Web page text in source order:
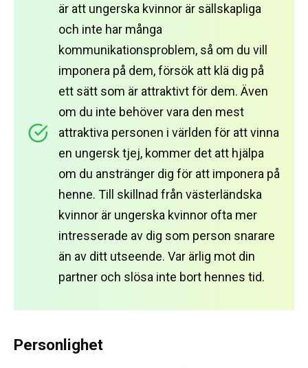
är att ungerska kvinnor är sällskapliga
och inte har många
kommunikationsproblem, så om du vill
imponera på dem, försök att klä dig på
ett sätt som är attraktivt för dem. Även
om du inte behöver vara den mest
attraktiva personen i världen för att vinna
en ungersk tjej, kommer det att hjälpa
om du anstränger dig för att imponera på
henne. Till skillnad från västerländska
kvinnor är ungerska kvinnor ofta mer
intresserade av dig som person snarare
än av ditt utseende. Var ärlig mot din
partner och slösa inte bort hennes tid.
Personlighet